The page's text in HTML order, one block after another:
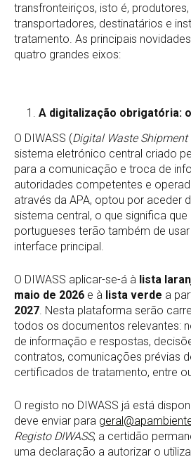
transfronteiriços, isto é,
transportadores, destinatários e
tratamento. As principais
quatro grandes eixos:
A digitalização obrigatória: o
O DIWASS (Digital Waste Shipment
sistema eletrónico central criado
para a comunicação e troca de
autoridades competentes e
através da APA, optou por aceder
sistema central, o que significa
portugueses terão também de
interface principal.
O DIWASS aplicar-se-á à lista
maio de 2026 e à lista verde a
2027. Nesta plataforma serão
todos os documentos relevantes:
de informação e respostas,
contratos, comunicações prévias
certificados de tratamento, entre
O registo no DIWASS já está
deve enviar para
Registo DIWASS, a certidão
uma declaração a autorizar o